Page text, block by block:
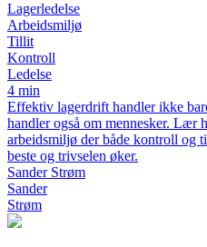
Lagerledelse
Arbeidsmiljø
Tillit
Kontroll
Ledelse
4 min
Effektiv lagerdrift handler ikke
handler også om mennesker. Lær
arbeidsmiljø der både kontroll og
beste og trivselen øker.
Sander Strøm
Sander
Strøm